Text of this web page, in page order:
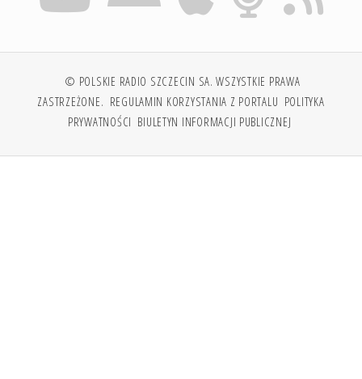
© POLSKIE RADIO SZCZECIN SA. WSZYSTKIE PRAWA
ZASTRZEŻONE. REGULAMIN KORZYSTANIA Z PORTALU POLITYKA
PRYWATNOŚCI BIULETYN INFORMACJI PUBLICZNEJ